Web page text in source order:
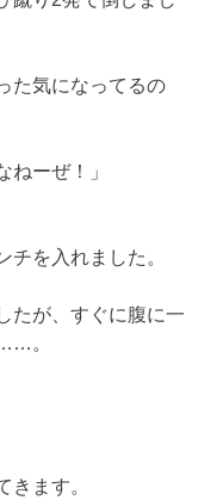
た気になってるの
ねーぜ！」
を入れました。
たが、すぐに腹に一
。
きます。